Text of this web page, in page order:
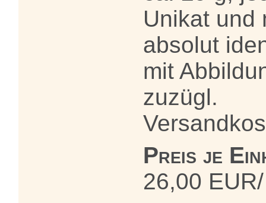
Unikat und
absolut
mit
zuzügl.
Preis je
26,00